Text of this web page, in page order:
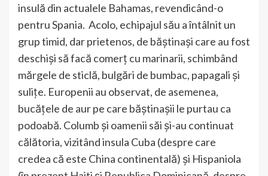
insulă din actualele Bahamas, revendicând-o
pentru Spania. Acolo, echipajul său a întâlnit un
grup timid, dar prietenos, de băștinași care au fost
deschiși să facă comerț cu marinarii, schimbând
mărgele de sticlă, bulgări de bumbac, papagali și
sulițe. Europenii au observat, de asemenea,
bucățele de aur pe care băștinașii le purtau ca
podoabă. Columb și oamenii săi și-au continuat
călătoria, vizitând insula Cuba (despre care
credea că este China continentală) și Hispaniola